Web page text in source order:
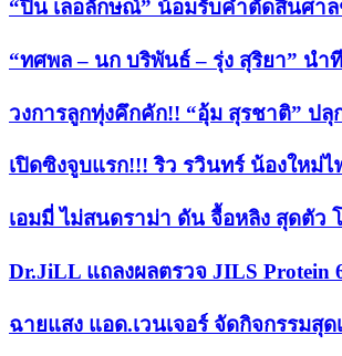
“ปิ่น เลอลักษณ์” น้อมรับคำตัดสินศา
“ทศพล – นก บริพันธ์ – รุ่ง สุริยา” น
วงการลูกทุ่งคึกคัก!! “อุ้ม สุรชาติ” ป
เปิดซิงจูบแรก!!! ริว รวินทร์ น้องใหม่
เอมมี่ ไม่สนดราม่า ดัน จื้อหลิง สุดตัว
Dr.JiLL แถลงผลตรวจ JILS
ฉายแสง แอด.เวนเจอร์ จัดกิจกรรม